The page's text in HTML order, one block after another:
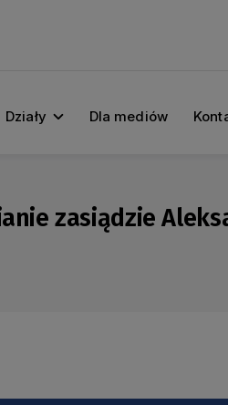
Działy Dla mediów
zasiądzie